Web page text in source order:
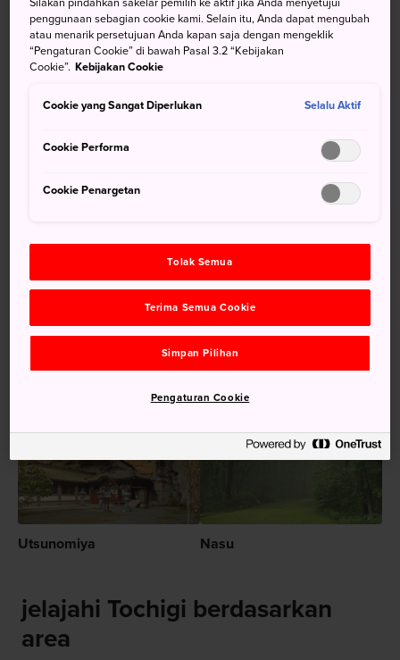
pemandangan yang indah.
tampilkan detail selengkapnya
jangan lewatkan
Kuil dan wihara yang mewah di Nikko
Wisteria yang mengagumkan di Taman Bunga
Kembali ke Jepang di masa lalu di Taman
Budaya Bertema Edo Wonderland
Utsunomiya Nasu
jelajahi Tochigi berdasarkan
area
penggunaan sebagian cookie kami. Selain itu, Anda dapat mengubah
atau menarik persetujuan Anda kapan saja dengan mengeklik
“Pengaturan Cookie” di bawah Pasal 3.2 “Kebijakan
Cookie”. Kebijakan Cookie
Cookie yang Sangat Diperlukan Selalu Aktif
Cookie Performa
Cookie Penargetan
Tolak Semua
Terima Semua Cookie
Simpan Pilihan
Pengaturan Cookie